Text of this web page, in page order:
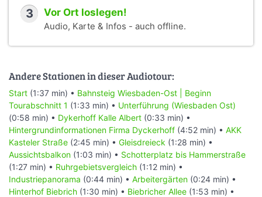
3 Vor Ort loslegen!
Audio, Karte & Infos - auch offline.
Andere Stationen in dieser Audiotour:
Start (1:37 min) • Bahnsteig Wiesbaden-Ost | Beginn
Tourabschnitt 1 (1:33 min) • Unterführung (Wiesbaden Ost)
(0:58 min) • Dykerhoff Kalle Albert (0:33 min) •
Hintergrundinformationen Firma Dyckerhoff (4:52 min) • AKK
Kasteler Straße (2:45 min) • Gleisdreieck (1:28 min) •
Aussichtsbalkon (1:03 min) • Schotterplatz bis Hammerstraße
(1:27 min) • Ruhrgebietsvergleich (1:12 min) •
Industriepanorama (0:44 min) • Arbeitergärten (0:24 min) •
Hinterhof Biebrich (1:30 min) • Biebricher Allee (1:53 min) •